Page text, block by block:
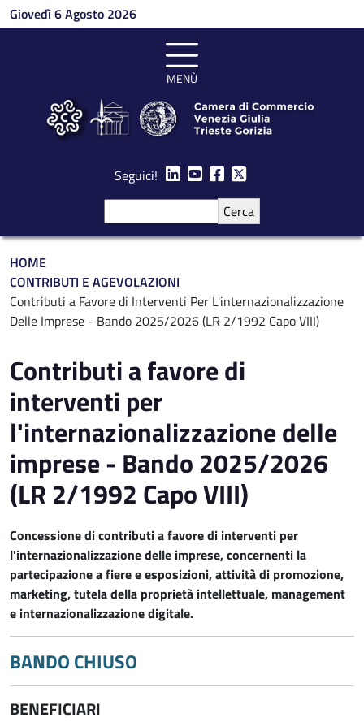
Salta al contenuto principale
Giovedì 6 Agosto 2026
MENÙ
Seguici!
Briciole di pane
HOME
CONTRIBUTI E AGEVOLAZIONI
Contributi a Favore di Interventi Per L'internazionalizzazione
Delle Imprese - Bando 2025/2026 (LR 2/1992 Capo VIII)
Contributi a favore di
interventi per
l'internazionalizzazione delle
imprese - Bando 2025/2026
(LR 2/1992 Capo VIII)
Concessione di contributi a favore di interventi per
l'internazionalizzazione delle imprese, concernenti la
partecipazione a fiere e esposizioni, attività di promozione,
marketing, tutela della proprietà intellettuale, management
e internazionalizzazione digitale.
BANDO CHIUSO
BENEFICIARI